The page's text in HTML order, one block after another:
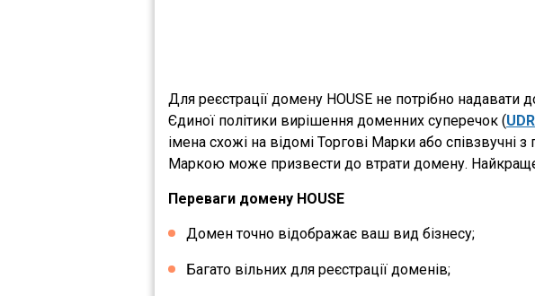
Для реєстрації домену HOUSE не потрібно
Єдиної політики вирішення доменних суперечок (
імена схожі на відомі Торгові Марки або
Маркою може призвести до втрати домену.
Переваги домену HOUSE
Домен точно відображає ваш вид бізнесу;
Багато вільних для реєстрації доменів;